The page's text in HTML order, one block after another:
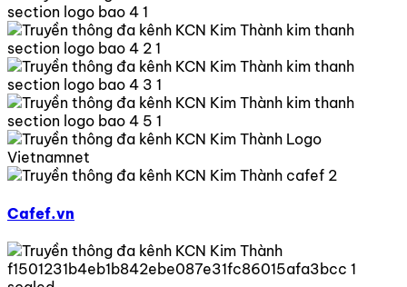
Cafef.vn